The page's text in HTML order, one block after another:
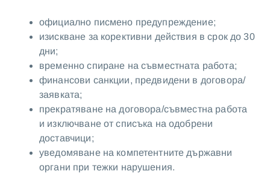
официално писмено предупреждение;
изискване за корективни действия в срок до 30
дни;
временно спиране на съвместната работа;
финансови санкции, предвидени в договора/
заявката;
прекратяване на договора/съвместна работа
и изключване от списъка на одобрени
доставчици;
уведомяване на компетентните държавни
органи при тежки нарушения.